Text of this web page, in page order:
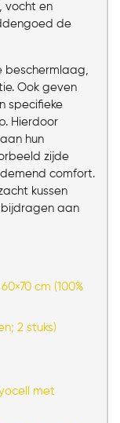
vocht en
de
beschermlaag,
Ook geven
specifieke
Hierdoor
hun
zijde
comfort.
kussen
bijdragen aan
cm (100%
2 stuks)
met